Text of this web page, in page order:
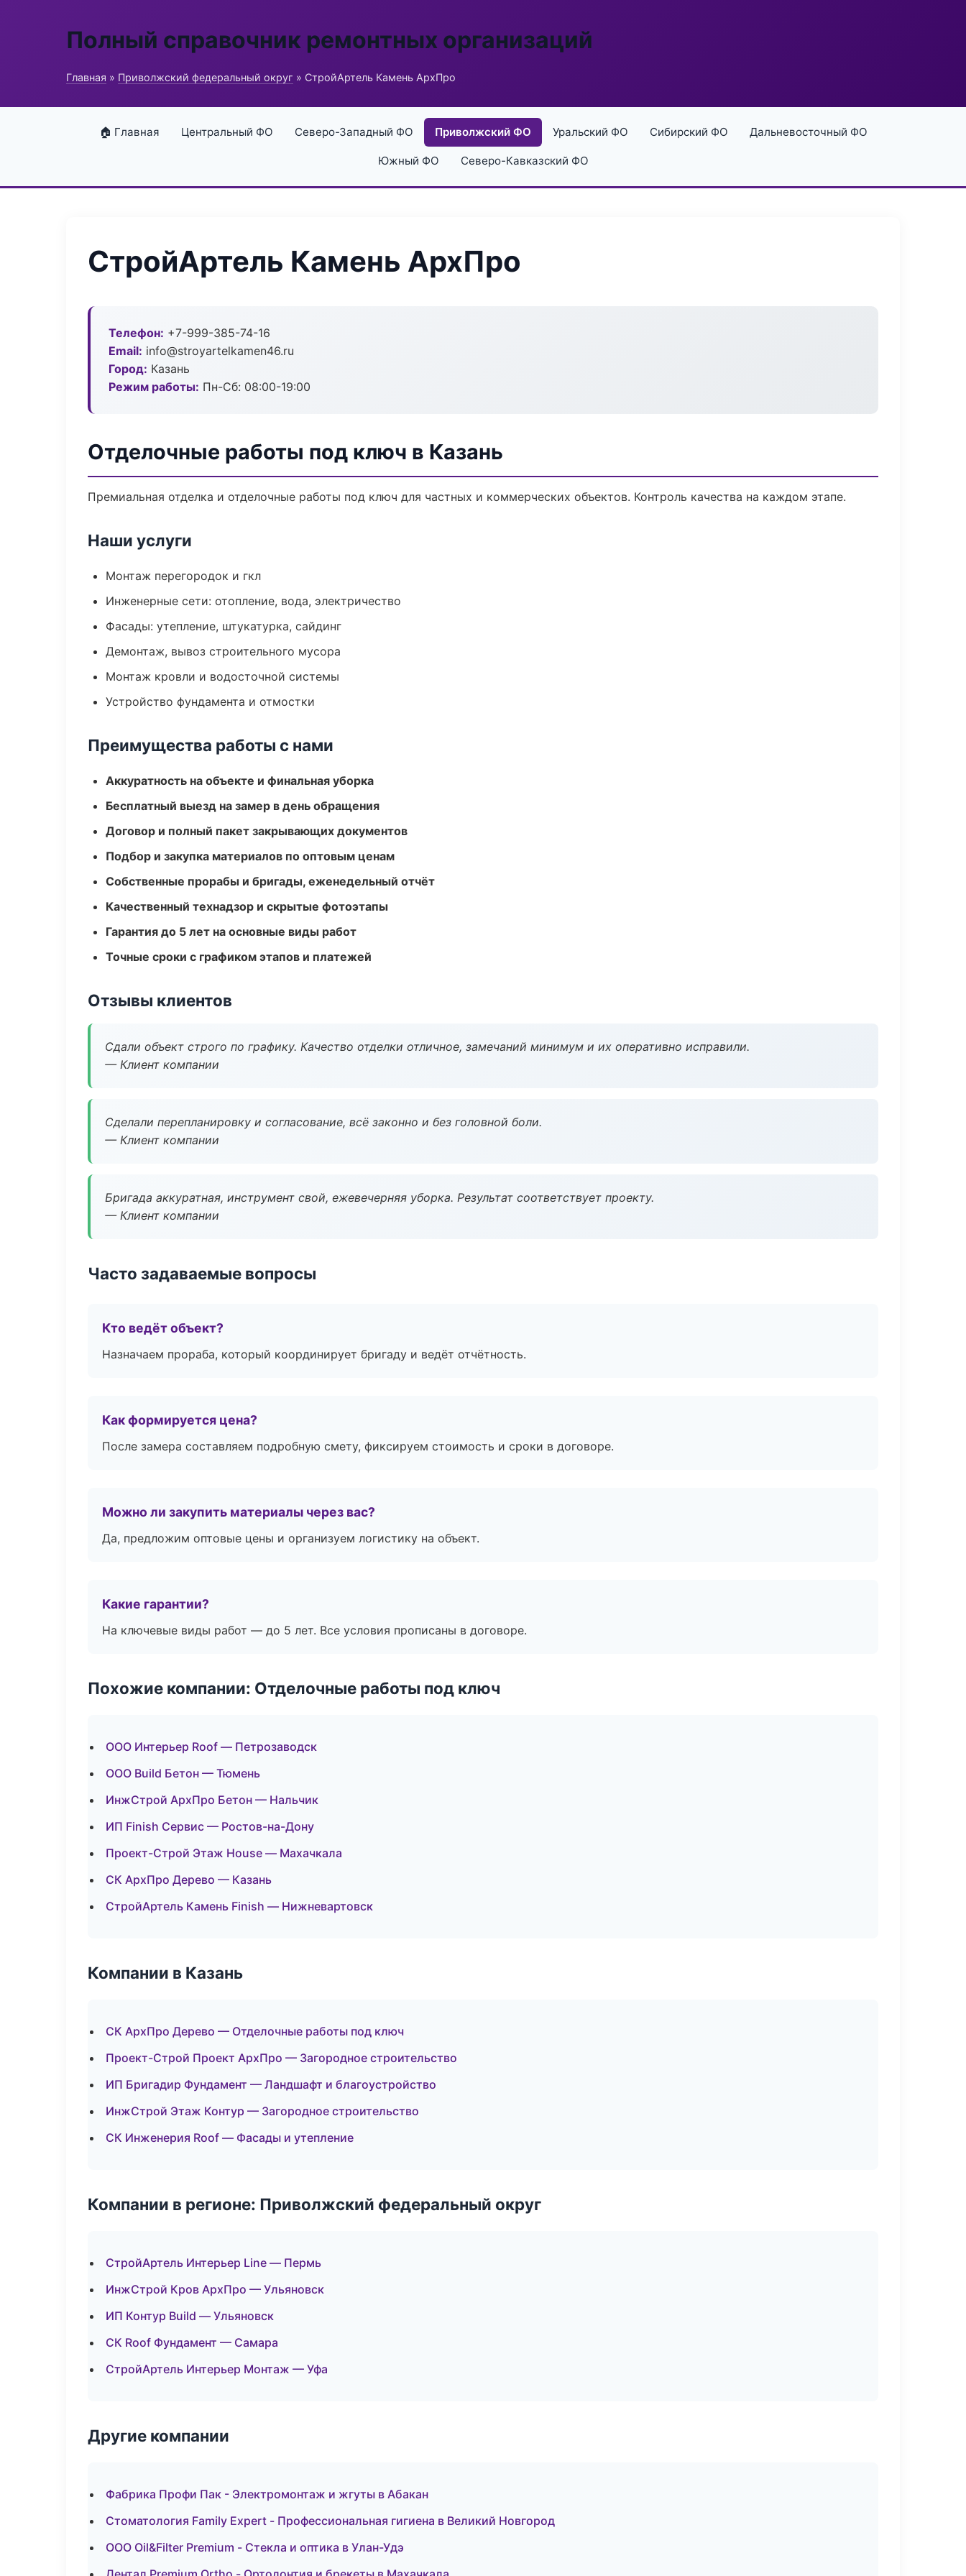
Полный справочник ремонтных организаций
Главная » Приволжский федеральный округ » СтройАртель Камень АрхПро
🏠 Главная Центральный ФО Северо-Западный ФО Приволжский ФО Уральский ФО Сибирский ФО Дальневосточный ФО
Южный ФО Северо-Кавказский ФО
СтройАртель Камень АрхПро
Телефон: +7-999-385-74-16
Email: info@stroyartelkamen46.ru
Город: Казань
Режим работы: Пн-Сб: 08:00-19:00
Отделочные работы под ключ в Казань
Премиальная отделка и отделочные работы под ключ для частных и коммерческих объектов. Контроль качества на каждом этапе.
Наши услуги
Монтаж перегородок и гкл
Инженерные сети: отопление, вода, электричество
Фасады: утепление, штукатурка, сайдинг
Демонтаж, вывоз строительного мусора
Монтаж кровли и водосточной системы
Устройство фундамента и отмостки
Преимущества работы с нами
Аккуратность на объекте и финальная уборка
Бесплатный выезд на замер в день обращения
Договор и полный пакет закрывающих документов
Подбор и закупка материалов по оптовым ценам
Собственные прорабы и бригады, еженедельный отчёт
Качественный технадзор и скрытые фотоэтапы
Гарантия до 5 лет на основные виды работ
Точные сроки с графиком этапов и платежей
Отзывы клиентов
Сдали объект строго по графику. Качество отделки отличное, замечаний минимум и их оперативно исправили.
— Клиент компании
Сделали перепланировку и согласование, всё законно и без головной боли.
— Клиент компании
Бригада аккуратная, инструмент свой, ежевечерняя уборка. Результат соответствует проекту.
— Клиент компании
Часто задаваемые вопросы
Кто ведёт объект?
Назначаем прораба, который координирует бригаду и ведёт отчётность.
Как формируется цена?
После замера составляем подробную смету, фиксируем стоимость и сроки в договоре.
Можно ли закупить материалы через вас?
Да, предложим оптовые цены и организуем логистику на объект.
Какие гарантии?
На ключевые виды работ — до 5 лет. Все условия прописаны в договоре.
Похожие компании: Отделочные работы под ключ
ООО Интерьер Roof — Петрозаводск
ООО Build Бетон — Тюмень
ИнжСтрой АрхПро Бетон — Нальчик
ИП Finish Сервис — Ростов-на-Дону
Проект-Строй Этаж House — Махачкала
СК АрхПро Дерево — Казань
СтройАртель Камень Finish — Нижневартовск
Компании в Казань
СК АрхПро Дерево — Отделочные работы под ключ
Проект-Строй Проект АрхПро — Загородное строительство
ИП Бригадир Фундамент — Ландшафт и благоустройство
ИнжСтрой Этаж Контур — Загородное строительство
СК Инженерия Roof — Фасады и утепление
Компании в регионе: Приволжский федеральный округ
СтройАртель Интерьер Line — Пермь
ИнжСтрой Кров АрхПро — Ульяновск
ИП Контур Build — Ульяновск
СК Roof Фундамент — Самара
СтройАртель Интерьер Монтаж — Уфа
Другие компании
Фабрика Профи Пак - Электромонтаж и жгуты в Абакан
Стоматология Family Expert - Профессиональная гигиена в Великий Новгород
ООО Oil&Filter Premium - Стекла и оптика в Улан-Удэ